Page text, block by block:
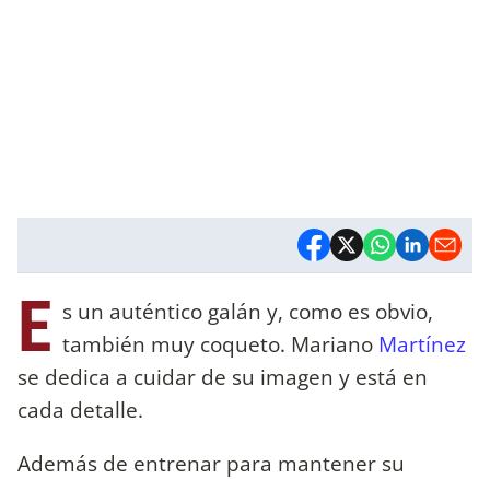
E s un auténtico galán y, como es obvio,
también muy coqueto. Mariano Martínez
se dedica a cuidar de su imagen y está en
cada detalle.
Además de entrenar para mantener su